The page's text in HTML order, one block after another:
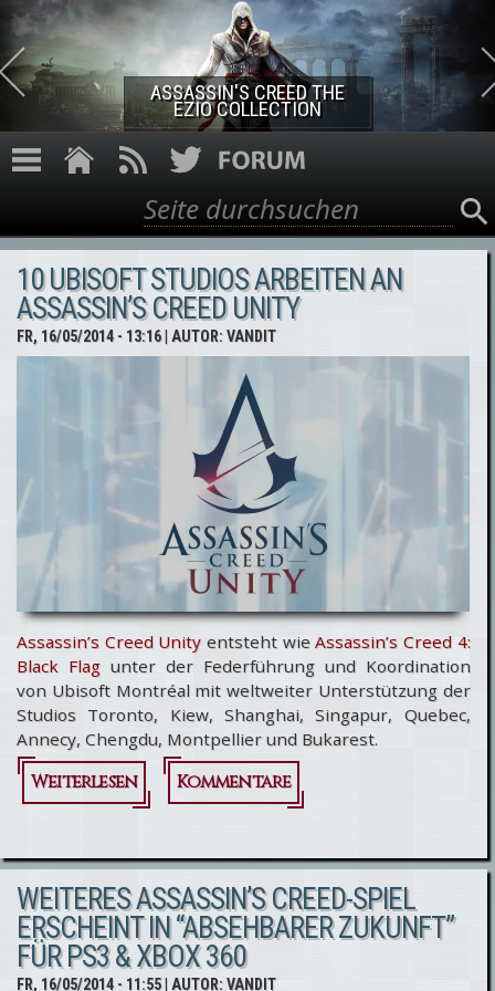
Direkt zum Inhalt
ASSASSIN'S CREED THE
EZIO COLLECTION
Suchformular
Suche
10 UBISOFT STUDIOS ARBEITEN AN
ASSASSIN’S CREED UNITY
FR, 16/05/2014 - 13:16| AUTOR:VANDIT
Assassin’s Creed Unityentsteht wieAssassin’s Creed 4:
Black Flagunter der Federführung und Koordination
von Ubisoft Montréal mit weltweiter Unterstützung der
Studios Toronto, Kiew, Shanghai, Singapur, Quebec,
Annecy, Chengdu, Montpellier und Bukarest.
Weiterlesen
über 10
Studios
arbeiten
an
Assassin’s
Kommentare
WEITERES ASSASSIN’S CREED-SPIEL
ERSCHEINT IN “ABSEHBARER ZUKUNFT”
FÜR PS3 & XBOX 360
FR, 16/05/2014 - 11:55| AUTOR:VANDIT